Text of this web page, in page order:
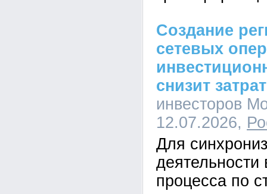
Создание
сетевых
снизит
инвесторов
12.07.2026,
Для
деятельности
процесса по